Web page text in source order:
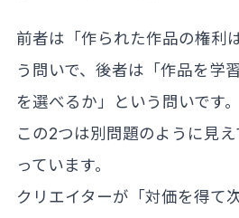
前者は「作られた作品の権利
う問いで、後者は「作品を学
を選べるか」という問いです。
この2つは別問題のように見
っています。
クリエイターが「対価を得て